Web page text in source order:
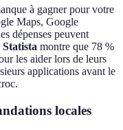
à gagner pour votre
Maps, Google
dépenses peuvent
Statista montre que 78 %
les aider lors de leurs
applications avant le
locales